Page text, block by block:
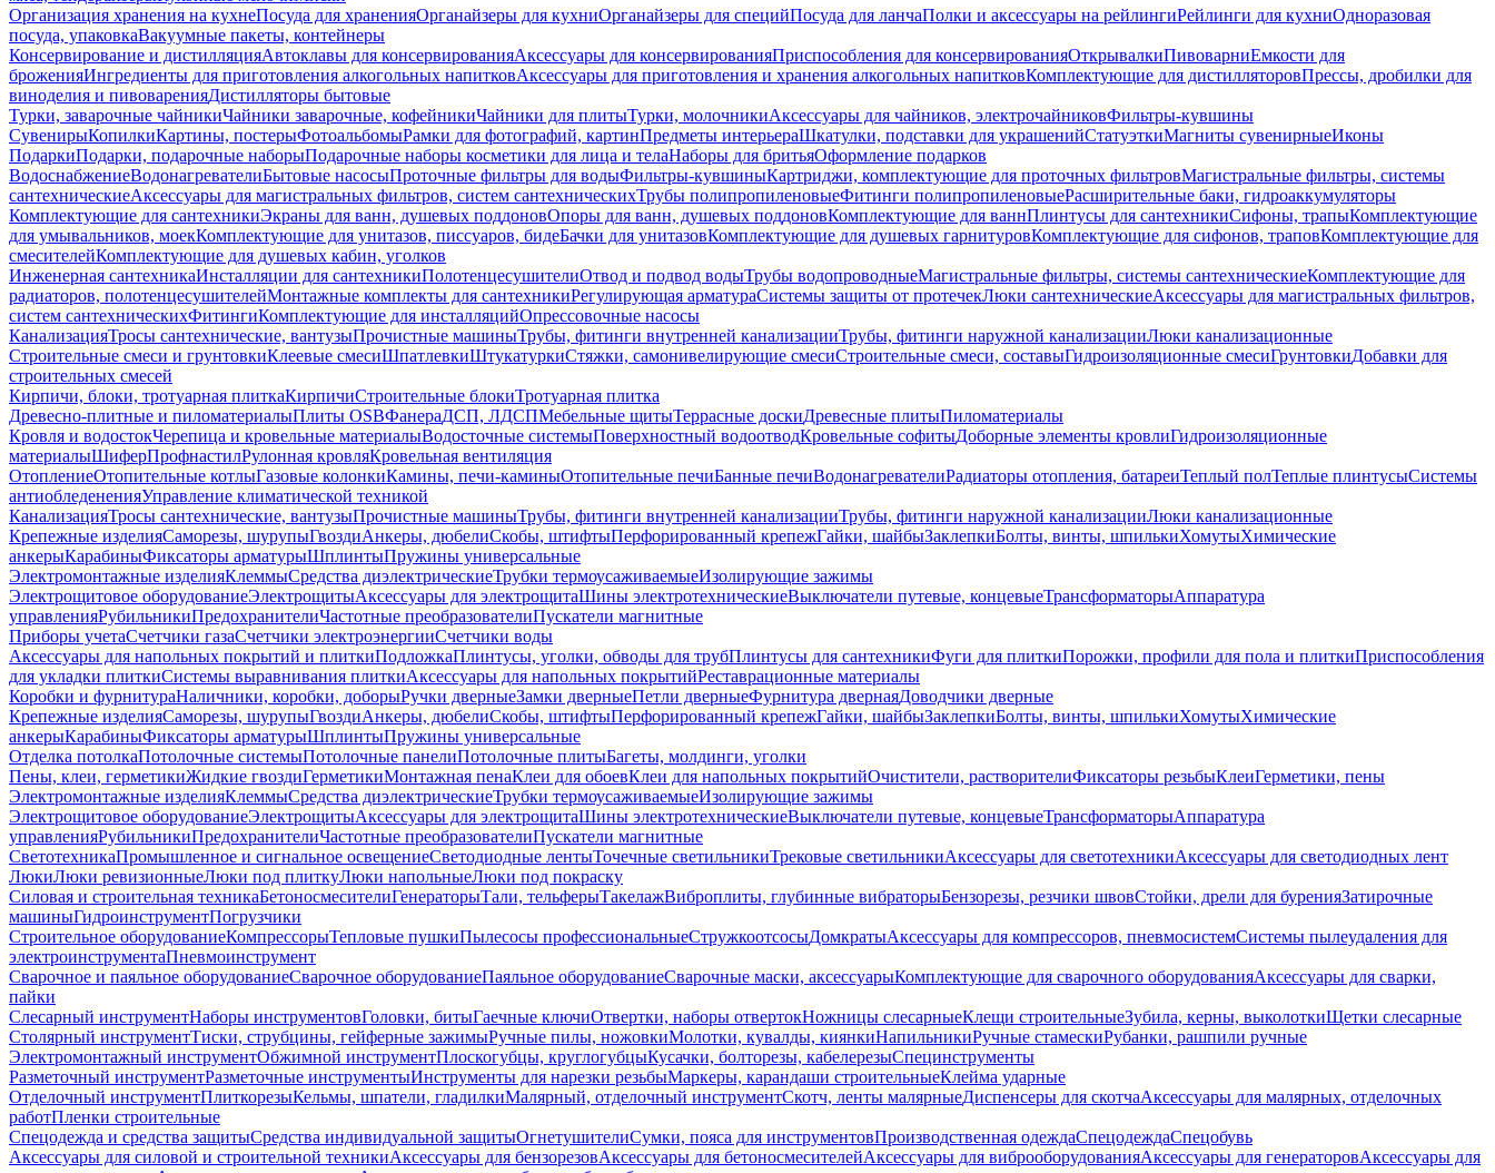
Организация хранения на кухнеПосуда для храненияОрганайзеры для кухниОрганайзеры для специйПосуда для ланчаПолки и аксессуары на рейлингиРейлинги для кухниОдноразовая
посуда, упаковкаВакуумные пакеты, контейнеры
Консервирование и дистилляцияАвтоклавы для консервированияАксессуары для консервированияПриспособления для консервированияОткрывалкиПивоварниЕмкости для
броженияИнгредиенты для приготовления алкогольных напитковАксессуары для приготовления и хранения алкогольных напитковКомплектующие для дистилляторовПрессы, дробилки для
виноделия и пивоваренияДистилляторы бытовые
Турки, заварочные чайникиЧайники заварочные, кофейникиЧайники для плитыТурки, молочникиАксессуары для чайников, электрочайниковФильтры-кувшины
СувенирыКопилкиКартины, постерыФотоальбомыРамки для фотографий, картинПредметы интерьераШкатулки, подставки для украшенийСтатуэткиМагниты сувенирныеИконы
ПодаркиПодарки, подарочные наборыПодарочные наборы косметики для лица и телаНаборы для бритьяОформление подарков
ВодоснабжениеВодонагревателиБытовые насосыПроточные фильтры для водыФильтры-кувшиныКартриджи, комплектующие для проточных фильтровМагистральные фильтры, системы
сантехническиеАксессуары для магистральных фильтров, систем сантехническихТрубы полипропиленовыеФитинги полипропиленовыеРасширительные баки, гидроаккумуляторы
Комплектующие для сантехникиЭкраны для ванн, душевых поддоновОпоры для ванн, душевых поддоновКомплектующие для ваннПлинтусы для сантехникиСифоны, трапыКомплектующие
для умывальников, моекКомплектующие для унитазов, писсуаров, бидеБачки для унитазовКомплектующие для душевых гарнитуровКомплектующие для сифонов, траповКомплектующие для
смесителейКомплектующие для душевых кабин, уголков
Инженерная сантехникаИнсталляции для сантехникиПолотенцесушителиОтвод и подвод водыТрубы водопроводныеМагистральные фильтры, системы сантехническиеКомплектующие для
радиаторов, полотенцесушителейМонтажные комплекты для сантехникиРегулирующая арматураСистемы защиты от протечекЛюки сантехническиеАксессуары для магистральных фильтров,
систем сантехническихФитингиКомплектующие для инсталляцийОпрессовочные насосы
КанализацияТросы сантехнические, вантузыПрочистные машиныТрубы, фитинги внутренней канализацииТрубы, фитинги наружной канализацииЛюки канализационные
Строительные смеси и грунтовкиКлеевые смесиШпатлевкиШтукатуркиСтяжки, самонивелирующие смесиСтроительные смеси, составыГидроизоляционные смесиГрунтовкиДобавки для
строительных смесей
Кирпичи, блоки, тротуарная плиткаКирпичиСтроительные блокиТротуарная плитка
Древесно-плитные и пиломатериалыПлиты OSBФанераДСП, ЛДСПМебельные щитыТеррасные доскиДревесные плитыПиломатериалы
Кровля и водостокЧерепица и кровельные материалыВодосточные системыПоверхностный водоотводКровельные софитыДоборные элементы кровлиГидроизоляционные
материалыШиферПрофнастилРулонная кровляКровельная вентиляция
ОтоплениеОтопительные котлыГазовые колонкиКамины, печи-каминыОтопительные печиБанные печиВодонагревателиРадиаторы отопления, батареиТеплый полТеплые плинтусыСистемы
антиобледененияУправление климатической техникой
КанализацияТросы сантехнические, вантузыПрочистные машиныТрубы, фитинги внутренней канализацииТрубы, фитинги наружной канализацииЛюки канализационные
Крепежные изделияСаморезы, шурупыГвоздиАнкеры, дюбелиСкобы, штифтыПерфорированный крепежГайки, шайбыЗаклепкиБолты, винты, шпилькиХомутыХимические
анкерыКарабиныФиксаторы арматурыШплинтыПружины универсальные
Электромонтажные изделияКлеммыСредства диэлектрическиеТрубки термоусаживаемыеИзолирующие зажимы
Электрощитовое оборудованиеЭлектрощитыАксессуары для электрощитаШины электротехническиеВыключатели путевые, концевыеТрансформаторыАппаратура
управленияРубильникиПредохранителиЧастотные преобразователиПускатели магнитные
Приборы учетаСчетчики газаСчетчики электроэнергииСчетчики воды
Аксессуары для напольных покрытий и плиткиПодложкаПлинтусы, уголки, обводы для трубПлинтусы для сантехникиФуги для плиткиПорожки, профили для пола и плиткиПриспособления
для укладки плиткиСистемы выравнивания плиткиАксессуары для напольных покрытийРеставрационные материалы
Коробки и фурнитураНаличники, коробки, доборыРучки дверныеЗамки дверныеПетли дверныеФурнитура двернаяДоводчики дверные
Крепежные изделияСаморезы, шурупыГвоздиАнкеры, дюбелиСкобы, штифтыПерфорированный крепежГайки, шайбыЗаклепкиБолты, винты, шпилькиХомутыХимические
анкерыКарабиныФиксаторы арматурыШплинтыПружины универсальные
Отделка потолкаПотолочные системыПотолочные панелиПотолочные плитыБагеты, молдинги, уголки
Пены, клеи, герметикиЖидкие гвоздиГерметикиМонтажная пенаКлеи для обоевКлеи для напольных покрытийОчистители, растворителиФиксаторы резьбыКлеиГерметики, пены
Электромонтажные изделияКлеммыСредства диэлектрическиеТрубки термоусаживаемыеИзолирующие зажимы
Электрощитовое оборудованиеЭлектрощитыАксессуары для электрощитаШины электротехническиеВыключатели путевые, концевыеТрансформаторыАппаратура
управленияРубильникиПредохранителиЧастотные преобразователиПускатели магнитные
СветотехникаПромышленное и сигнальное освещениеСветодиодные лентыТочечные светильникиТрековые светильникиАксессуары для светотехникиАксессуары для светодиодных лент
ЛюкиЛюки ревизионныеЛюки под плиткуЛюки напольныеЛюки под покраску
Силовая и строительная техникаБетоносмесителиГенераторыТали, тельферыТакелажВиброплиты, глубинные вибраторыБензорезы, резчики швовСтойки, дрели для буренияЗатирочные
машиныГидроинструментПогрузчики
Строительное оборудованиеКомпрессорыТепловые пушкиПылесосы профессиональныеСтружкоотсосыДомкратыАксессуары для компрессоров, пневмосистемСистемы пылеудаления для
электроинструментаПневмоинструмент
Сварочное и паяльное оборудованиеСварочное оборудованиеПаяльное оборудованиеСварочные маски, аксессуарыКомплектующие для сварочного оборудованияАксессуары для сварки,
пайки
Слесарный инструментНаборы инструментовГоловки, битыГаечные ключиОтвертки, наборы отвертокНожницы слесарныеКлещи строительныеЗубила, керны, выколоткиЩетки слесарные
Столярный инструментТиски, струбцины, гейферные зажимыРучные пилы, ножовкиМолотки, кувалды, киянкиНапильникиРучные стамескиРубанки, рашпили ручные
Электромонтажный инструментОбжимной инструментПлоскогубцы, круглогубцыКусачки, болторезы, кабелерезыСпецинструменты
Разметочный инструментРазметочные инструментыИнструменты для нарезки резьбыМаркеры, карандаши строительныеКлейма ударные
Отделочный инструментПлиткорезыКельмы, шпатели, гладилкиМалярный, отделочный инструментСкотч, ленты малярныеДиспенсеры для скотчаАксессуары для малярных, отделочных
работПленки строительные
Спецодежда и средства защитыСредства индивидуальной защитыОгнетушителиСумки, пояса для инструментовПроизводственная одеждаСпецодеждаСпецобувь
Аксессуары для силовой и строительной техникиАксессуары для бензорезовАксессуары для бетоносмесителейАксессуары для виброоборудованияАксессуары для генераторовАксессуары для